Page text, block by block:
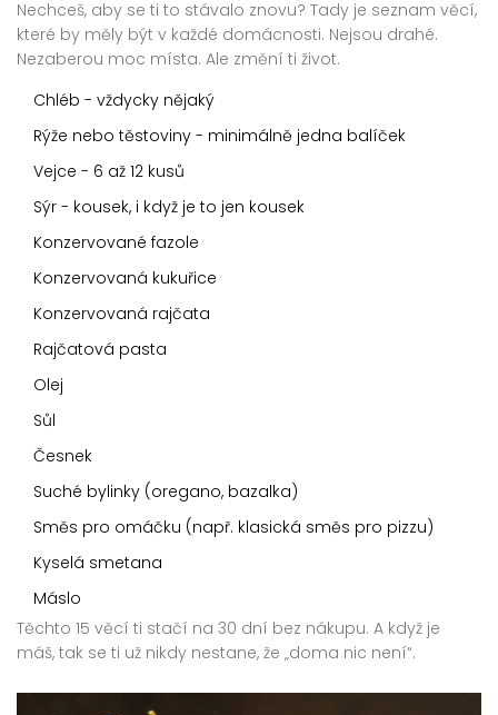
Nechceš, aby se ti to stávalo znovu? Tady je seznam věcí,
které by měly být v každé domácnosti. Nejsou drahé.
Nezaberou moc místa. Ale změní ti život.
Chléb - vždycky nějaký
Rýže nebo těstoviny - minimálně jedna balíček
Vejce - 6 až 12 kusů
Sýr - kousek, i když je to jen kousek
Konzervované fazole
Konzervovaná kukuřice
Konzervovaná rajčata
Rajčatová pasta
Olej
Sůl
Česnek
Suché bylinky (oregano, bazalka)
Směs pro omáčku (např. klasická směs pro pizzu)
Kyselá smetana
Máslo
Těchto 15 věcí ti stačí na 30 dní bez nákupu. A když je
máš, tak se ti už nikdy nestane, že „doma nic není“.